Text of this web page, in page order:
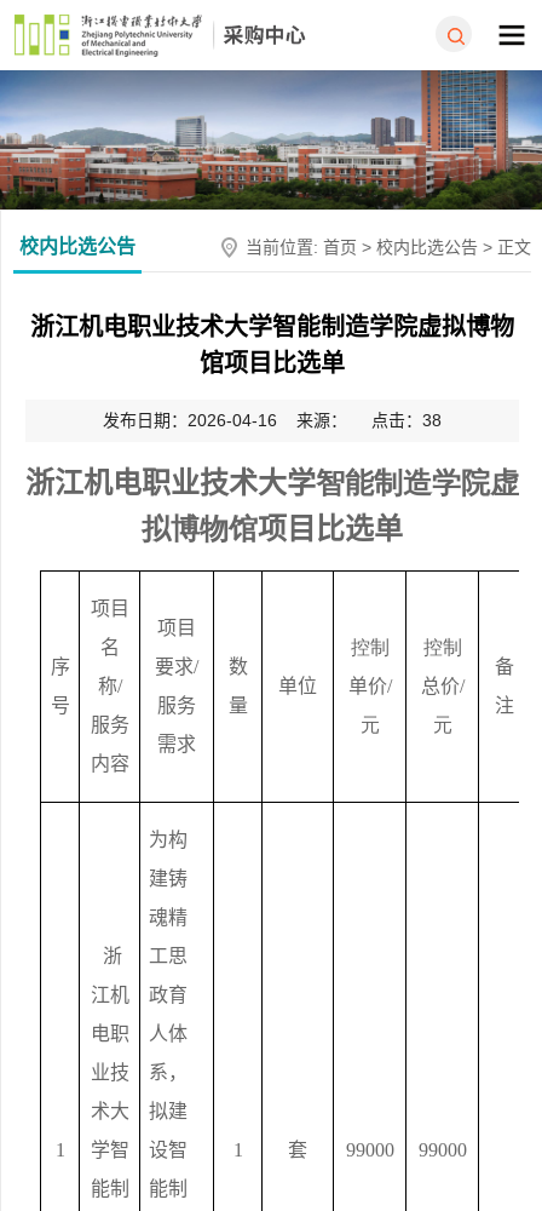
校内比选公告 当前位置: 首页 > 校内比选公告 > 正文
浙江机电职业技术大学智能制造学院虚拟博物
馆项目比选单
发布日期：2026-04-16 来源： 点击： 38
浙江机电职业技术大学智能制造学院虚
拟博物馆项目比选单
序
号
项目
名
称/
服务
内容
项目
要求/
服务
需求
数
量
单位
控制
单价/
元
控制
总价/
元
备
注
1
江机
电职
业技
术大
学智
能制
为构
建铸
魂精
工思
政育
人体
系，
拟建
设智
能制
1 套 99000 99000